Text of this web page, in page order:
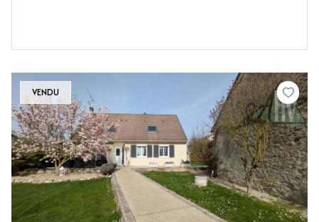
VENDU